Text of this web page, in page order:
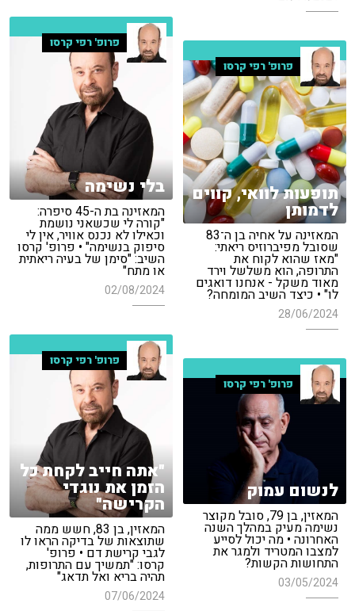
פרופ' רפי קרסו
בלי נשימה
המאזינה בת ה-45 סיפרה:
"קורה לי שכשאני נושמת
וכאילו לא נכנס אוויר, אין לי
סיפוק בנשימה" • פרופ' קרסו
השיב: "סימן של בעיה ריאתית
או מתח"
02/08/2024
פרופ' רפי קרסו
תופעות לוואי, קווים
לדמותן
המאזינה על אחיה בן ה־83
שסובל מפיברוזיס ריאתי:
"מאז שהוא לקוח את
התרופה, הוא משלשל וירד
מאוד משקל - אנחנו דואגים
לו" • כיצד השיב המומחה?
28/06/2024
פרופ' רפי קרסו
"אתה חייב לקחת כל
הזמן את נוגדי
הקרישה"
המאזין, בן 83, חשש ממה
שתוצאות של בדיקה הראו לו
לגבי קרישת דם • פרופ'
קרסו: "תמשיך עם התרופות,
תהיה בריא ואל תדאג"
07/06/2024
פרופ' רפי קרסו
לנשום עמוק
המאזין, בן 79, סובל מקוצר
נשימה מעיק במהלך השנה
האחרונה • מה יכול לסייע
למצבו המטריד ולמגר את
התחושות הקשות?
03/05/2024